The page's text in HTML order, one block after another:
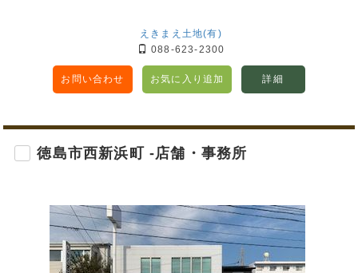
えきまえ土地(有)
088-623-2300
お問い合わせ お気に入り追加 詳細
徳島市西新浜町 -店舗・事務所